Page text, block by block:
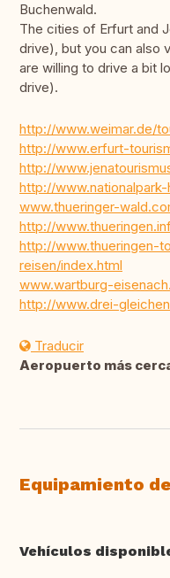
Buchenwald.
The cities of Erfurt and
drive), but you can also
are willing to drive a bit
drive).
http://www.weimar.de/
http://www.erfurt-
http://
http://
www.thueringer-
http://
http://www.thueringen-
reisen/index.html
www.wartburg-
http://www.drei-
Traducir
Aeropuerto más
Equipamiento
Vehículos